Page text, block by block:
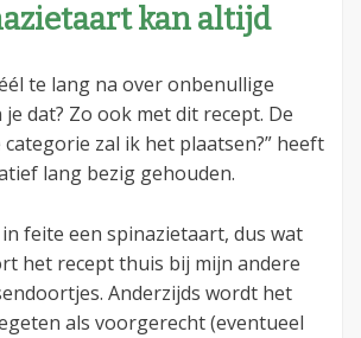
kan altijd
te lang na over onbenullige
dat? Zo ook met dit recept. De
categorie zal ik het plaatsen?” heeft
lang bezig gehouden.
feite een spinazietaart, dus wat
het recept thuis bij mijn andere
Anderzijds wordt het
als voorgerecht (eventueel